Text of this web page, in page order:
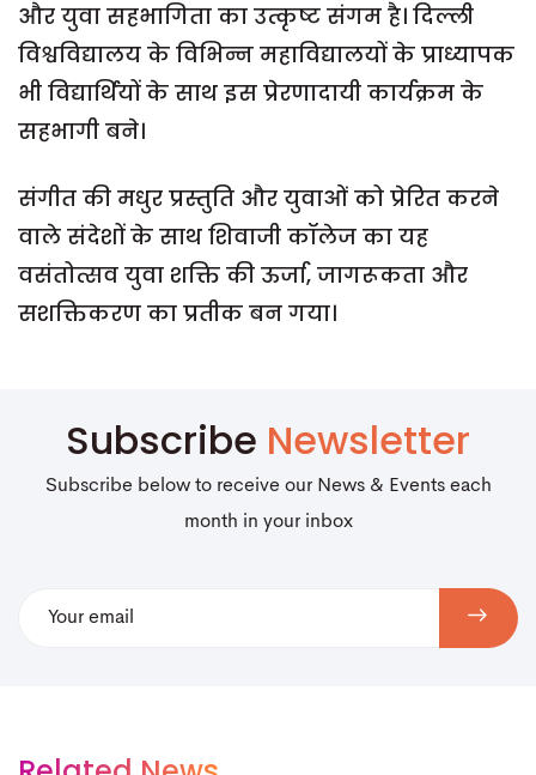
और युवा सहभागिता का उत्कृष्ट संगम है। दिल्ली
विश्वविद्यालय के विभिन्न महाविद्यालयों के प्राध्यापक
भी विद्यार्थियों के साथ इस प्रेरणादायी कार्यक्रम के
सहभागी बने।
संगीत की मधुर प्रस्तुति और युवाओं को प्रेरित करने
वाले संदेशों के साथ शिवाजी कॉलेज का यह
वसंतोत्सव युवा शक्ति की ऊर्जा, जागरूकता और
सशक्तिकरण का प्रतीक बन गया।
Subscribe Newsletter
Subscribe below to receive our News & Events each
month in your inbox